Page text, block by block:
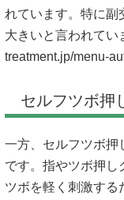
れています。特に副
大きいと言われてい
treatment.jp/menu-
セルフツボ押
一方、セルフツボ押
です。指やツボ押し
ツボを軽く刺激する